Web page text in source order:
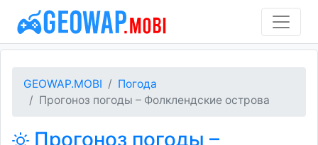
GEOWAP.MOBI
Погода
Прогоноз погоды – Фолклендские острова
Прогоноз погоды –